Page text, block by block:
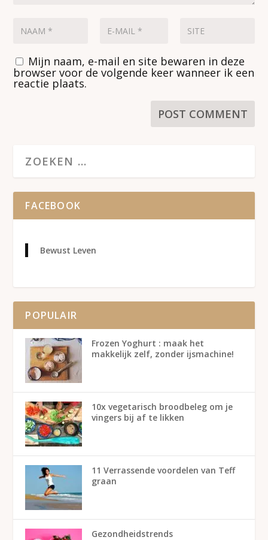
Mijn naam, e-mail en site bewaren in deze
browser voor de volgende keer wanneer ik een
reactie plaats.
FACEBOOK
Bewust Leven
POPULAIR
Frozen Yoghurt : maak het
makkelijk zelf, zonder ijsmachine!
10x vegetarisch broodbeleg om je
vingers bij af te likken
11 Verrassende voordelen van Teff
graan
Gezondheidstrends